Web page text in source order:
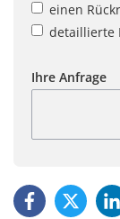
einen
detaillierte
Ihre Anfrage